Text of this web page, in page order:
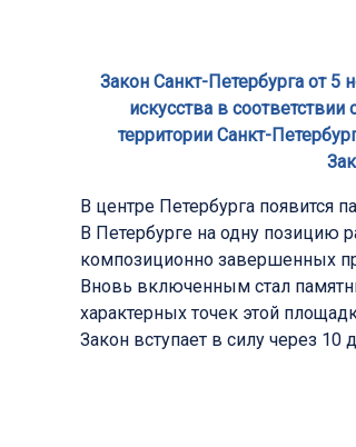
Закон Санкт-Петербурга от
искусства в
территории Санкт-
В центре Петербурга появится
В Петербурге на одну позицию
композиционно завершенных
Вновь включенным стал
характерных точек этой
Закон вступает в силу через